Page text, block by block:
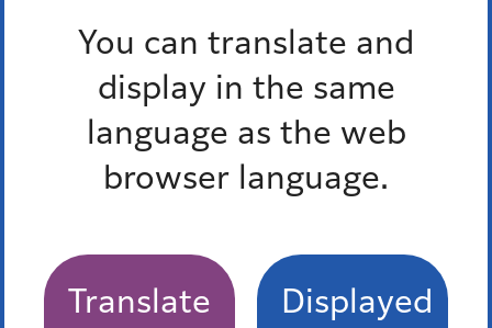
You can translate and
display in the same
language as the web
browser language.
Translate
Displayed
多言語対応三者通話サービス
福島屋